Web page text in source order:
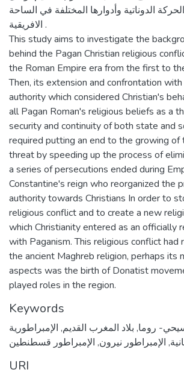
الدوناتية وأدوارها المختلفة في الساحة
الافريقية .
This study aims to investigate the
behind the Pagan Christian religious
the Roman Empire era from the first to
Then, its extension and confrontation
authority which considered Christian's
all Pagan Roman's religious beliefs as a
security and continuity of both state and
required putting an end to the growing of
threat by speeding up the process of
a series of persecutions ended during
Constantine's reign who reorganized the
authority towards Christians In order to
religious conflict and to create a new
which Christianity entered as an officially
with Paganism. This religious conflict had
the ancient Maghreb religion, perhaps its
aspects was the birth of Donatist
played roles in the region.
Keywords
روما, بلاد المغرب القديم, الإمبراطورية
, الإمبراطور نيرون, الإمبراطور قسطنطين
URI